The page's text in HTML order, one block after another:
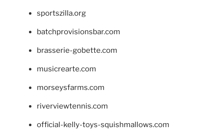
sportszilla.org
batchprovisionsbar.com
brasserie-gobette.com
musicrearte.com
morseysfarms.com
riverviewtennis.com
official-kelly-toys-squishmallows.com